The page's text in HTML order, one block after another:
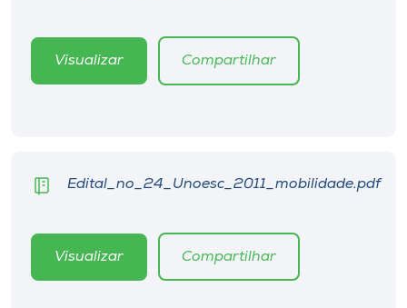
Museu
Visualizar Compartilhar
Edital_no_24_Unoesc_2011_mobilidade.pdf
Visualizar Compartilhar